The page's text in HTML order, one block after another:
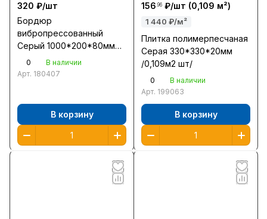
320 ₽/шт
Бордюр
вибропрессованный
Серый 1000*200*80мм
Орел
0
В наличии
Арт. 180407
В корзину
156.96 ₽/шт (0,109 м²)
1 440 ₽/м²
Плитка полимерпесчаная
Серая 330*330*20мм
/0,109м2 шт/
0
В наличии
Арт. 199063
В корзину